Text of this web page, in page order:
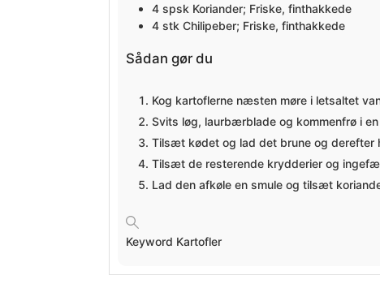
4 spsk Koriander; Friske, finthakkede
4 stk Chilipeber; Friske, finthakkede
Sådan gør du
Kog kartoflerne næsten møre i letsaltet
Svits løg, laurbærblade og kommenfrø i
Tilsæt kødet og lad det brune og derefter
Tilsæt de resterende krydderier og
Lad den afkøle en smule og tilsæt
Keyword Kartofler